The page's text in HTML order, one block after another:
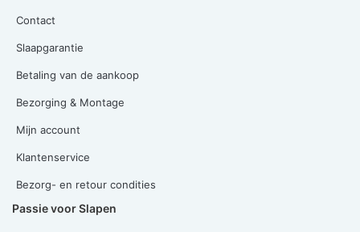
Contact
Slaapgarantie
Betaling van de aankoop
Bezorging & Montage
Mijn account
Klantenservice
Bezorg- en retour condities
Passie voor Slapen